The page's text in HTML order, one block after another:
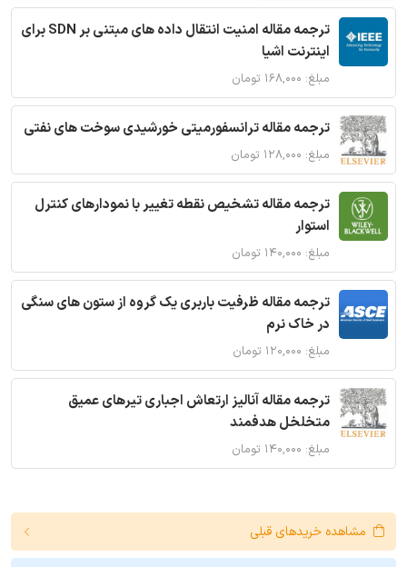
ترجمه مقاله امنیت انتقال داده های مبتنی بر SDN برای
اینترنت اشیا
مبلغ: ۱۶۸,۰۰۰ تومان
ترجمه مقاله ترانسفورمیتی خورشیدی سوخت های نفتی
مبلغ: ۱۲۸,۰۰۰ تومان
ترجمه مقاله تشخیص نقطه تغییر با نمودارهای کنترل
استوار
مبلغ: ۱۴۰,۰۰۰ تومان
ترجمه مقاله ظرفیت باربری یک گروه از ستون های سنگی
در خاک نرم
مبلغ: ۱۲۰,۰۰۰ تومان
ترجمه مقاله آنالیز ارتعاش اجباری تیرهای عمیق
متخلخل هدفمند
مبلغ: ۱۴۰,۰۰۰ تومان
مشاهده خریدهای قبلی